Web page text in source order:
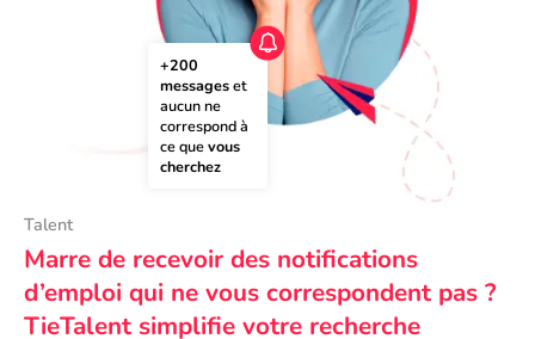
+200
messages et
aucun ne
correspond à
ce que vous
cherchez
Talent
Marre de recevoir des notifications
d’emploi qui ne vous correspondent pas ?
TieTalent simplifie votre recherche